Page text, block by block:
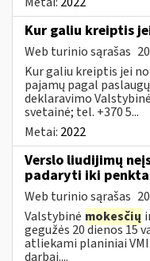
Kur galiu kreiptis
Web turinio sąrašas
Kur galiu kreiptis jei
pajamų pagal
deklaravimo Valstybinė
svetainė; tel. +370 5...
Metai: 2022
Verslo liudijimų
padaryti iki
Web turinio sąrašas
Valstybinė mokesčių
gegužės 20 dienos 15
atliekami planiniai
darbai....